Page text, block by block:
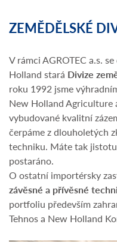
ZEMĚDĚLSKÉ
V rámci AGROTEC a.s.
Holland stará Divize
roku 1992 jsme
New Holland Agriculture
vybudované kvalitní
čerpáme z dlouholetých
techniku. Máte tak
postaráno.
O ostatní importérsky
závěsné a přívěsné
portfoliu především
Tehnos a New Holland